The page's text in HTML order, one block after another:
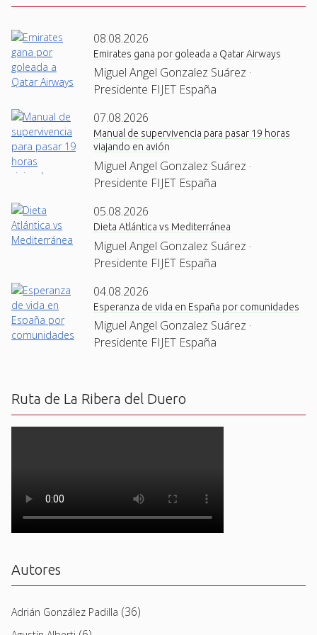
08.08.2026
Emirates gana por goleada a Qatar Airways
Miguel Angel Gonzalez Suárez ·
Presidente FIJET España
07.08.2026
Manual de supervivencia para pasar 19 horas
viajando en avión
Miguel Angel Gonzalez Suárez ·
Presidente FIJET España
05.08.2026
Dieta Atlántica vs Mediterránea
Miguel Angel Gonzalez Suárez ·
Presidente FIJET España
04.08.2026
Esperanza de vida en España por comunidades
Miguel Angel Gonzalez Suárez ·
Presidente FIJET España
Ruta de La Ribera del Duero
Autores
Adrián González Padilla (36)